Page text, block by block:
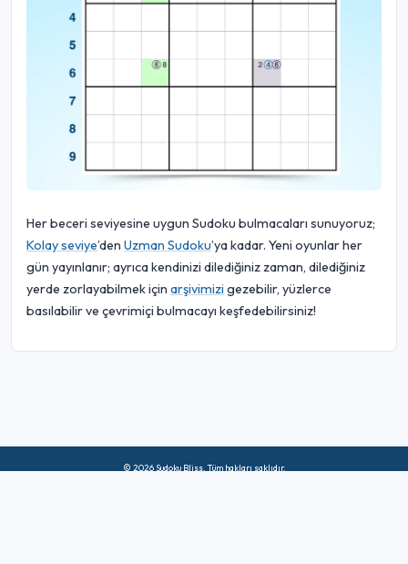
Her beceri seviyesine uygun Sudoku bulmacaları sunuyoruz;
Kolay seviye’den Uzman Sudoku’ya kadar. Yeni oyunlar her
gün yayınlanır; ayrıca kendinizi dilediğiniz zaman, dilediğiniz
yerde zorlayabilmek için arşivimizi gezebilir, yüzlerce
basılabilir ve çevrimiçi bulmacayı keşfedebilirsiniz!
© 2026 Sudoku Bliss. Tüm hakları saklıdır.